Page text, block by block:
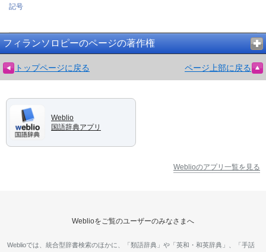
記号
フィランソロピーのページの著作権
トップページに戻る ページ上部に戻る
Weblio
国語辞典アプリ
Weblioのアプリ一覧を見る
Weblioをご覧のユーザーのみなさまへ
Weblioでは、統合型辞書検索のほかに、「類語辞典」や「英和・和英辞典」、「手話